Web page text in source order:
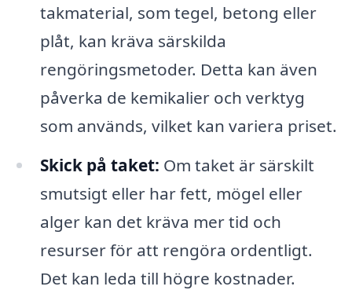
takmaterial, som tegel, betong eller
plåt, kan kräva särskilda
rengöringsmetoder. Detta kan även
påverka de kemikalier och verktyg
som används, vilket kan variera priset.
Skick på taket: Om taket är särskilt
smutsigt eller har fett, mögel eller
alger kan det kräva mer tid och
resurser för att rengöra ordentligt.
Det kan leda till högre kostnader.